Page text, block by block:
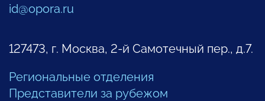
id@opora.ru
127473, г. Москва, 2-й Самотечный пер., д.7.
Региональные отделения
Представители за рубежом